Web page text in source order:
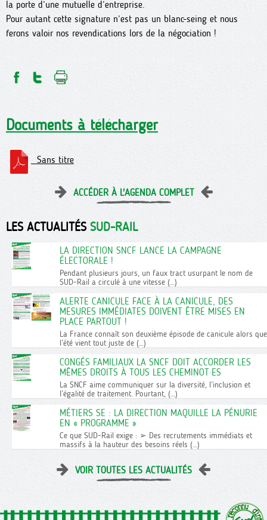
la porte d’une mutuelle d’entreprise.
Pour autant cette signature n’est pas un blanc-seing et nous
ferons valoir nos revendications lors de la négociation !
Documents à télécharger
Sans titre
ACCÉDER À L'AGENDA COMPLET
LES ACTUALITÉS SUD-RAIL
LA DIRECTION SNCF LANCE LA CAMPAGNE
ÉLECTORALE !
Pendant plusieurs jours, un faux tract usurpant le nom de
SUD-Rail a circulé à une vitesse (…)
ALERTE CANICULE FACE À LA CANICULE, DES
MESURES IMMÉDIATES DOIVENT ÊTRE MISES EN
PLACE PARTOUT !
La France connaît son deuxième épisode de canicule alors que
l’été vient tout juste de (…)
CONGÉS FAMILIAUX LA SNCF DOIT ACCORDER LES
MÊMES DROITS À TOUS LES CHEMINOT·ES
La SNCF aime communiquer sur la diversité, l’inclusion et
l’égalité de traitement. Pourtant, (…)
MÉTIERS SE : LA DIRECTION MAQUILLE LA PÉNURIE
EN « PROGRAMME »
Ce que SUD-Rail exige : ➢ Des recrutements immédiats et
massifs à la hauteur des besoins réels (…)
VOIR TOUTES LES ACTUALITÉS